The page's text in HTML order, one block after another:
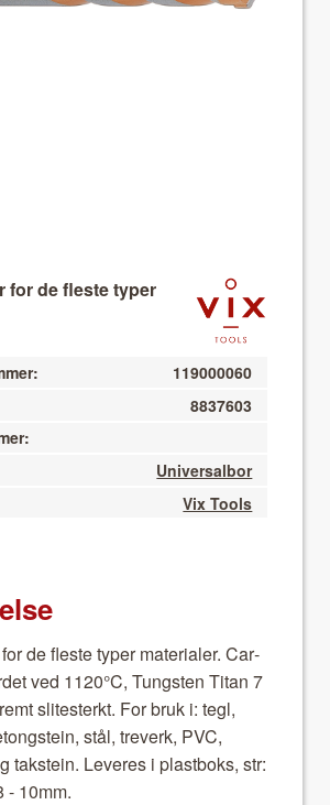
for de fleste typer
119000060
8837603
Universalbor
Vix Tools
de fleste typer mate­ri­aler. Car­
ved 1120°C, Tung­sten Titan 7
slitesterkt. For bruk i: tegl,
stål, treverk, PVC,
tak­stein. Leveres i plas­t­boks, str:
- 10mm.